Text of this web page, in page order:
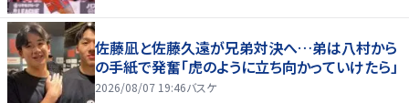
佐藤凪と佐藤久遠が兄弟対決へ…弟は八村から
の手紙で発奮「虎のように立ち向かっていけたら」
2026/08/07 19:46バスケ